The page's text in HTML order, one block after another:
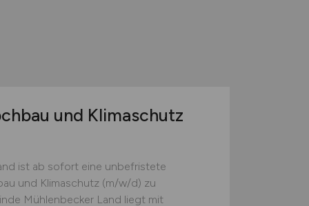
und Klimaschutz
ist ab sofort eine unbefristete
und Klimaschutz (m/w/d) zu
Mühlenbecker Land liegt mit